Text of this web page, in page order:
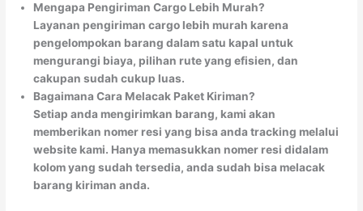
Mengapa Pengiriman Cargo Lebih Murah?
Layanan pengiriman cargo lebih murah karena
pengelompokan barang dalam satu kapal untuk
mengurangi biaya, pilihan rute yang efisien, dan
cakupan sudah cukup luas.
Bagaimana Cara Melacak Paket Kiriman?
Setiap anda mengirimkan barang, kami akan
memberikan nomer resi yang bisa anda tracking melalui
website kami. Hanya memasukkan nomer resi didalam
kolom yang sudah tersedia, anda sudah bisa melacak
barang kiriman anda.